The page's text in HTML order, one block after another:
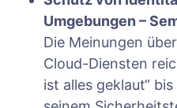
Umgebungen –
Die Meinungen
Cloud-Diensten
ist alles geklaut“